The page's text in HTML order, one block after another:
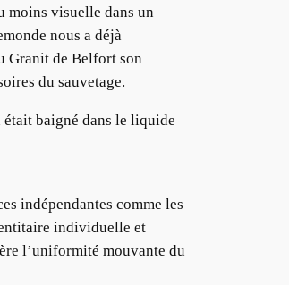
moins visuelle dans un
nous a déjà
Granit de Belfort son
du sauvetage.
baigné dans le liquide
indépendantes comme les
individuelle et
l’uniformité mouvante du